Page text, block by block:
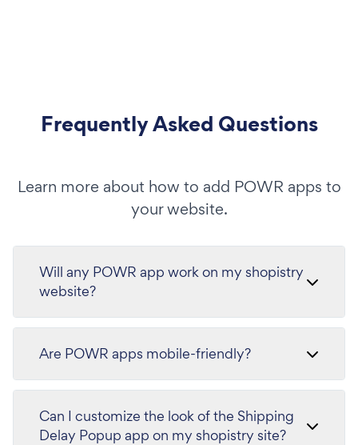
Frequently Asked Questions
Learn more about how to add POWR apps to
your website.
Will any POWR app work on my shopistry
website?
Are POWR apps mobile-friendly?
Can I customize the look of the Shipping
Delay Popup app on my shopistry site?